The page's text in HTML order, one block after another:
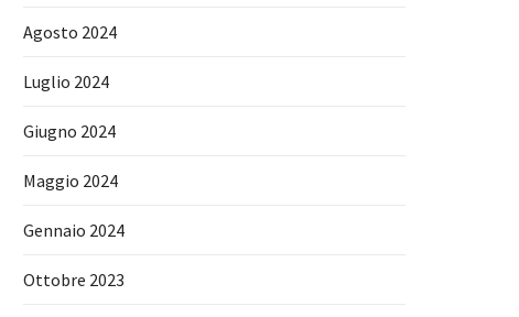
Agosto 2024
Luglio 2024
Giugno 2024
Maggio 2024
Gennaio 2024
Ottobre 2023